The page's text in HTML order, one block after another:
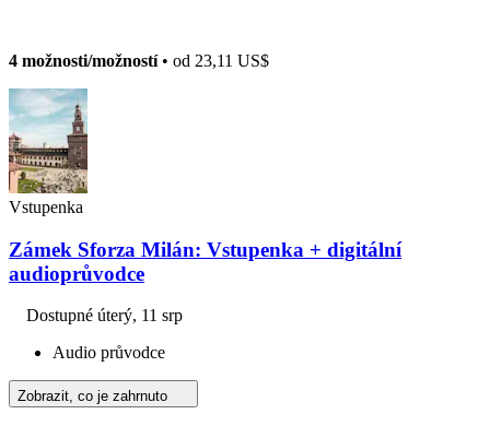
4 možnosti/možností• od 23,11 US$
Vstupenka
Zámek Sforza Milán: Vstupenka + digitální
audioprůvodce
Dostupné úterý, 11 srp
Audio průvodce
Zobrazit, co je zahrnuto